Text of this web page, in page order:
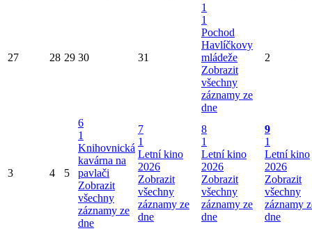
27 28 29 30 31
1
1
Pochod
Havlíčkovy
mládeže
Zobrazit
všechny
záznamy ze
dne
2
3 4 5
6
1
Knihovnická
kavárna na
pavlači
Zobrazit
všechny
záznamy ze
dne
7
1
Letní kino
2026
Zobrazit
všechny
záznamy ze
dne
8
1
Letní kino
2026
Zobrazit
všechny
záznamy ze
dne
9
1
Letní kino
2026
Zobrazit
všechny
záznamy
dne